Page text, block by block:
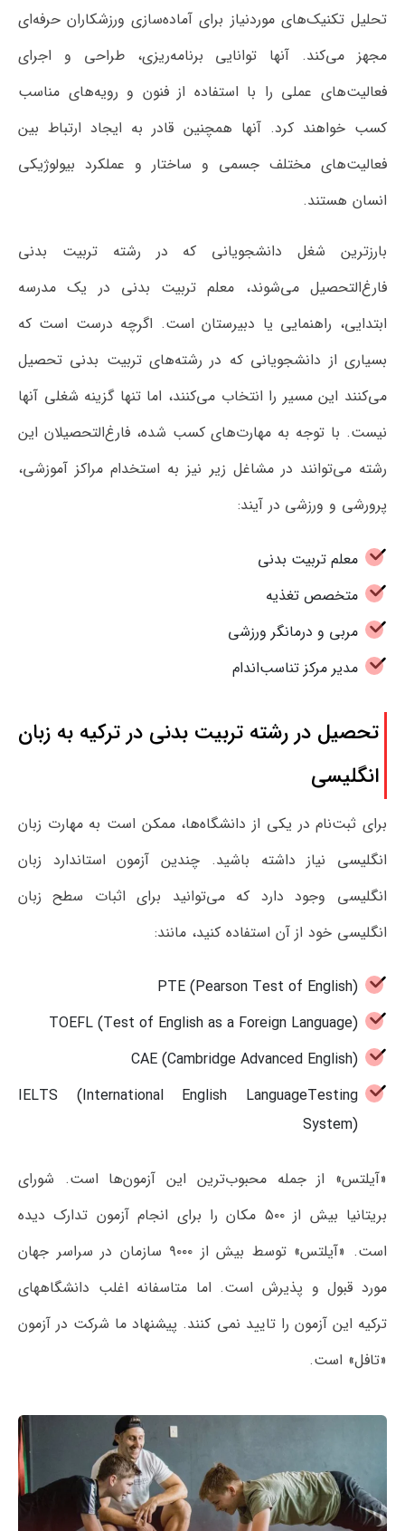
تحلیل تکنیک‌های موردنیاز برای آماده‌سازی ورزشکاران حرفه‌ای
مجهز می‌کند. آنها توانایی برنامه‌ریزی، طراحی و اجرای
فعالیت‌های عملی را با استفاده از فنون و رویه‌های مناسب
کسب خواهند کرد. آنها همچنین قادر به ایجاد ارتباط بین
فعالیت‌های مختلف جسمی و ساختار و عملکرد بیولوژیکی
انسان هستند.
بارزترین شغل دانشجویانی که در رشته تربیت‌ بدنی
فارغ‌التحصیل می‌شوند، معلم تربیت‌ بدنی در یک مدرسه
ابتدایی، راهنمایی یا دبیرستان است. اگرچه درست است که
بسیاری از دانشجویانی که در رشته‌های تربیت‌ بدنی تحصیل
می‌کنند این مسیر را انتخاب می‌کنند، اما تنها گزینه شغلی آنها
نیست. با توجه به مهارت‌های کسب شده، فارغ‌التحصیلان این
رشته می‌توانند در مشاغل زیر نیز به استخدام مراکز آموزشی،
پرورشی و ورزشی در آیند:
معلم تربیت‌ بدنی
متخصص تغذیه
مربی و درمانگر ورزشی
مدیر مرکز تناسب‌اندام
تحصیل در رشته تربیت بدنی در ترکیه به زبان
انگلیسی
برای ثبت‌نام در یکی از دانشگاه‌ها، ممکن است به مهارت زبان
انگلیسی نیاز داشته باشید. چندین آزمون استاندارد زبان
انگلیسی وجود دارد که می‌توانید برای اثبات سطح زبان
انگلیسی خود از آن استفاده کنید، مانند:
PTE (Pearson Test of English)
TOEFL (Test of English as a Foreign Language)
CAE (Cambridge Advanced English)
IELTS (International English LanguageTesting
System)
«آیلتس» از جمله محبوب‌ترین این آزمون‌ها است. شورای
بریتانیا بیش از ۵۰۰ مکان را برای انجام آزمون تدارک دیده
است. «آیلتس» توسط بیش از ۹۰۰۰ سازمان در سراسر جهان
مورد قبول و پذیرش است. اما متاسفانه اغلب دانشگاههای
ترکیه این آزمون را تایید نمی کنند. پیشنهاد ما شرکت در آزمون
«تافل» است.